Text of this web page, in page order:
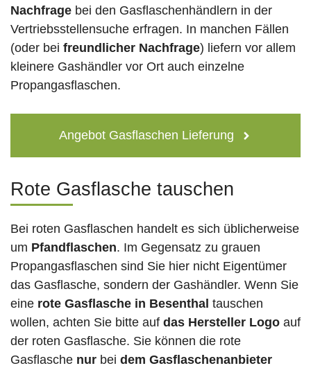
Nachfrage bei den Gasflaschenhändlern in der
Vertriebsstellensuche erfragen. In manchen Fällen
(oder bei freundlicher Nachfrage) liefern vor allem
kleinere Gashändler vor Ort auch einzelne
Propangasflaschen.
Angebot Gasflaschen Lieferung
Rote Gasflasche tauschen
Bei roten Gasflaschen handelt es sich üblicherweise
um Pfandflaschen. Im Gegensatz zu grauen
Propangasflaschen sind Sie hier nicht Eigentümer
das Gasflasche, sondern der Gashändler. Wenn Sie
eine rote Gasflasche in Besenthal tauschen
wollen, achten Sie bitte auf das Hersteller Logo auf
der roten Gasflasche. Sie können die rote
Gasflasche nur bei dem Gasflaschenanbieter